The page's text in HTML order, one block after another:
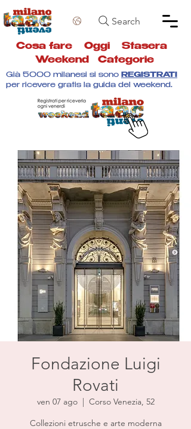
Search
Cosa fare Oggi Stasera
Weekend
Categorie
Già 5000 milanesi si sono REGISTRATI
per ricevere gratis la guida del weekend.
Fondazione Luigi
Rovati
ven 07 ago
  |
Corso Venezia, 52
Collezioni etrusche e arte moderna